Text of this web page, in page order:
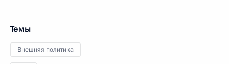
Темы
Внешняя политика